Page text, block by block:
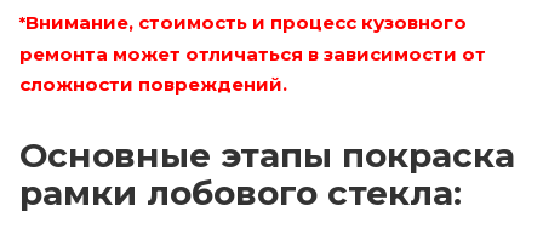
*Внимание, стоимость и процесс кузовного
ремонта может отличаться в зависимости от
сложности повреждений.
Основные этапы покраска
рамки лобового стекла: